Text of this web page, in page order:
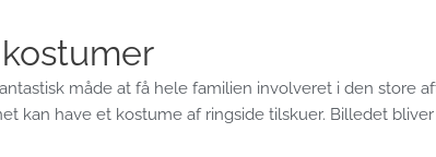
kostumer
måde at få hele familien involveret i den store
kan have et kostume af ringside tilskuer. Billedet